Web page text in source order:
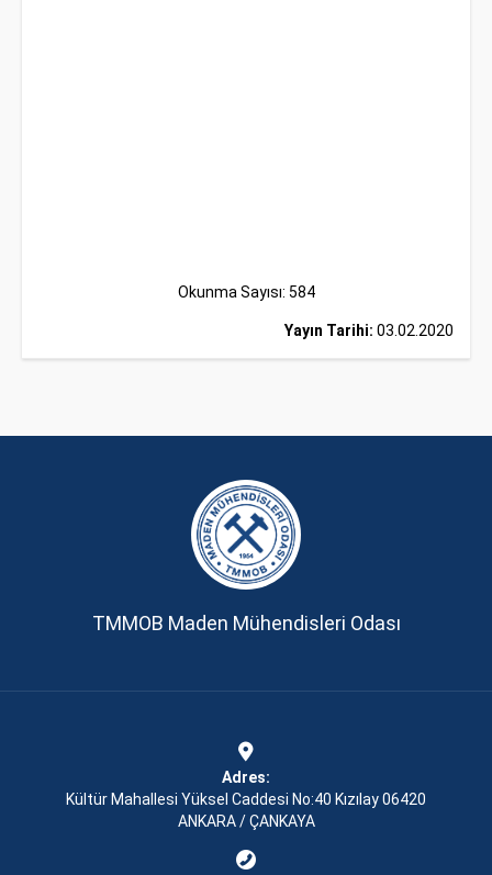
Okunma Sayısı: 584
Yayın Tarihi: 03.02.2020
TMMOB Maden Mühendisleri Odası
Adres:
Kültür Mahallesi Yüksel Caddesi No:40 Kızılay 06420
ANKARA / ÇANKAYA